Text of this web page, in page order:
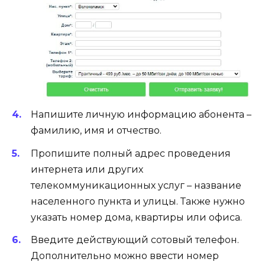
Напишите личную информацию абонента –
фамилию, имя и отчество.
Пропишите полный адрес проведения
интернета или других
телекоммуникационных услуг – название
населенного пункта и улицы. Также нужно
указать номер дома, квартиры или офиса.
Введите действующий сотовый телефон.
Дополнительно можно ввести номер